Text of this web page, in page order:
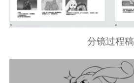
分镜过程稿